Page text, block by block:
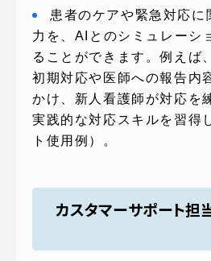
患者のケアや緊急対応に
力を、AIとのシミュレーシ
ることができます。例えば
初期対応や医師への報告内
かけ、新人看護師が対応を
実践的な対応スキルを習得
ト使用例）。
カスタマーサポート担